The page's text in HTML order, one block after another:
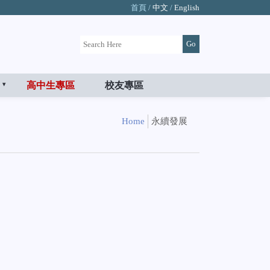
首頁 / 中文 / English
高中生專區 校友專區
Home 永續發展